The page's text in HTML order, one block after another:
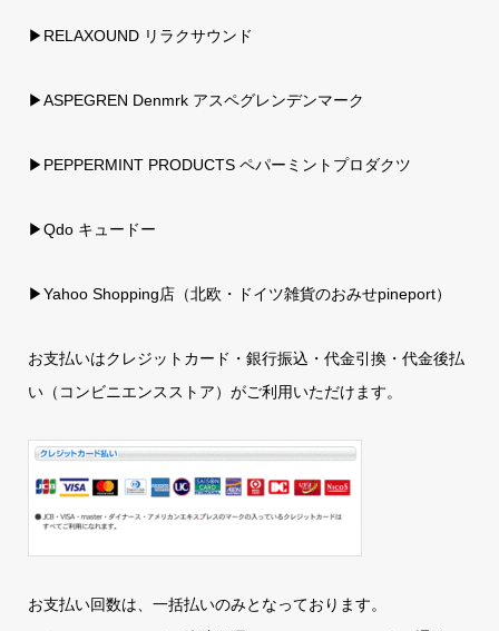
▶RELAXOUND リラクサウンド
▶ASPEGREN Denmrk アスペグレンデンマーク
▶PEPPERMINT PRODUCTS ペパーミントプロダクツ
▶Qdo キュードー
▶Yahoo Shopping店（北欧・ドイツ雑貨のおみせpineport）
お支払いはクレジットカード・銀行振込・代金引換・代金後払
い（コンビニエンスストア）がご利用いただけます。
お支払い回数は、一括払いのみとなっております。